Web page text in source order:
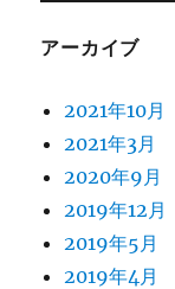
アーカイブ
2021年10月
2021年3月
2020年9月
2019年12月
2019年5月
2019年4月